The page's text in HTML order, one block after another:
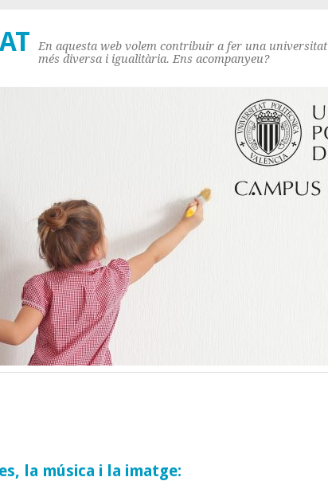
En aquesta web volem contribuir a fer una universitat
més diversa i igualitària. Ens acompanyeu?
la música i la imatge: